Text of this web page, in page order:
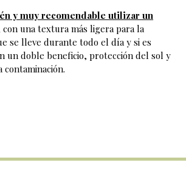
y muy recomendable utilizar un
con una textura más ligera para la
se lleve durante todo el día y si es
un doble beneficio, protección del sol y
contaminación.